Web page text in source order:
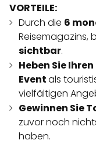
VORTEILE:
Durch die 6
Reisemagazins,
sichtbar.
Heben Sie
Eventals
vielfältigen
Gewinnen Sie
zuvor noch
haben.